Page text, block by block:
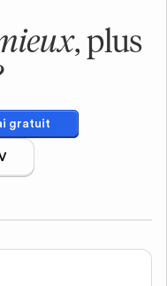
, plus
gratuit